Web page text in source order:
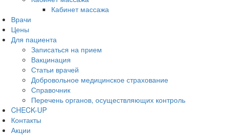
Кабинет массажа
Врачи
Цены
Для пациента
Записаться на прием
Вакцинация
Статьи врачей
Добровольное медицинское страхование
Справочник
Перечень органов, осуществляющих контроль
CHECK-UP
Контакты
Акции